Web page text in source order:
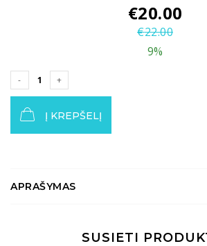
€20.00
€22.00
9%
Į KREPŠELĮ
APRAŠYMAS
SUSIETI